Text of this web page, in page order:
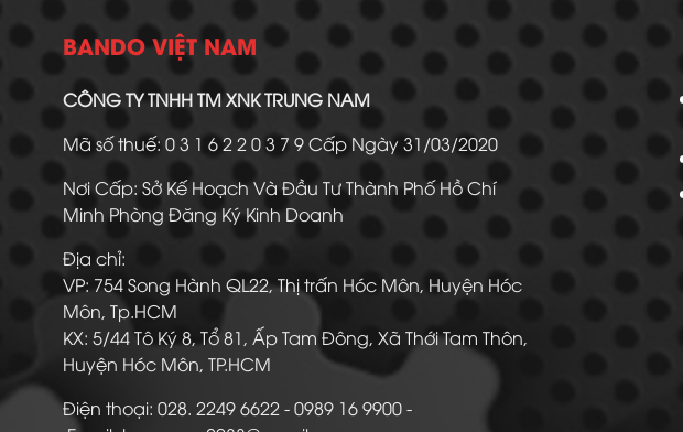
BANDO VIỆT NAM
CÔNG TY TNHH TM XNK TRUNG NAM
Mã số thuế: 0 3 1 6 2 2 0 3 7 9 Cấp Ngày 31/03/2020
Nơi Cấp: Sở Kế Hoạch Và Đầu Tư Thành Phố Hồ Chí
Minh Phòng Đăng Ký Kinh Doanh
Địa chỉ:
VP: 754 Song Hành QL22, Thị trấn Hóc Môn, Huyện Hóc
Môn, Tp.HCM
KX: 5/44 Tô Ký 8, Tổ 81, Ấp Tam Đông, Xã Thới Tam Thôn,
Huyện Hóc Môn, TP.HCM
Điện thoại: 028. 2249 6622 - 0989 16 9900 -